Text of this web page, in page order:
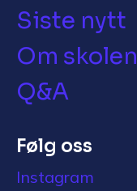
Siste nytt
Om skolen
Q&A
Følg oss
Instagram